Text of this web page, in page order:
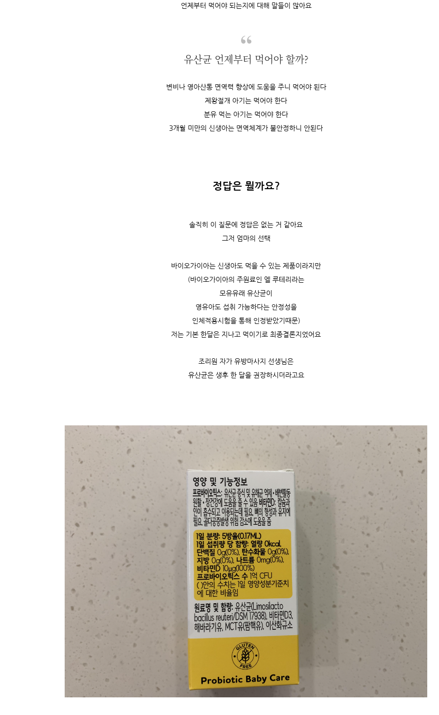
언제부터 먹어야 되는지에 대해 말들이 많아요
유산균 언제부터 먹어야 할까?
변비나 영아산통 면역력 향상에 도움을 주니 먹어야 된다
제왕절개 아기는 먹어야 한다
분유 먹는 아기는 먹어야 한다
3개월 미만의 신생아는 면역체계가 불안정하니 안된다
정답은 뭘까요?
솔직히 이 질문에 정답은 없는 거 같아요
그저 엄마의 선택
바이오가이아는 신생아도 먹을 수 있는 제품이라지만
(바이오가이아의 주원료인 엘 루테리라는
모유유래 유산균이
영유아도 섭취 가능하다는 안정성을
인체적용시험을 통해 인정받았기때문)
저는 기본 한달은 지나고 먹이기로 최종결론지었어요
조리원 자가 유방마사지 선생님은
유산균은 생후 한 달을 권장하시더라고요